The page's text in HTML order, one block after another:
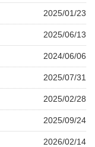
2025/01/23
2025/06/13
2024/06/06
2025/07/31
2025/02/28
2025/09/24
2026/02/14